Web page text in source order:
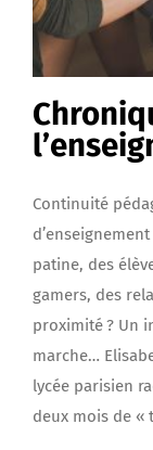
Continuité
patine, des
gamers, des
proximité ? Un
marche…
lycée parisien
deux mois de «